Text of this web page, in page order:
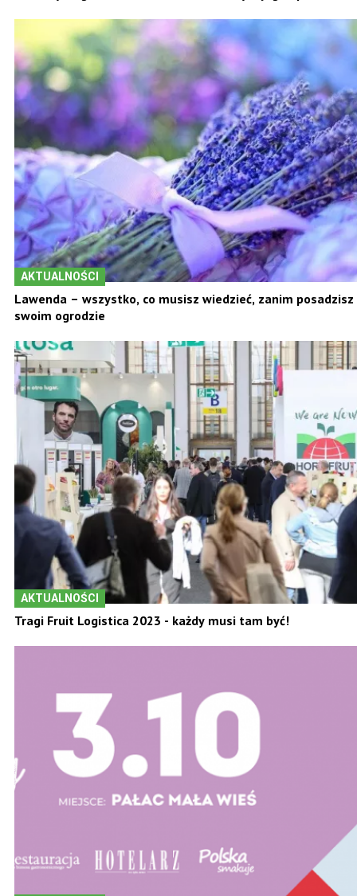
AKTUALNOŚCI
Lawenda – wszystko, co musisz wiedzieć, zanim posadzisz
swoim ogrodzie
AKTUALNOŚCI
Tragi Fruit Logistica 2023 - każdy musi tam być!